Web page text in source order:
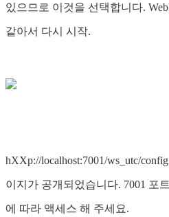
있으므로 이것을 선택합니다.
같아서 다시 시작.
hXXp://localhost:7001/ws_utc/
이지가 공개되었습니다. 7001 포
에 따라 액세스 해 주세요.